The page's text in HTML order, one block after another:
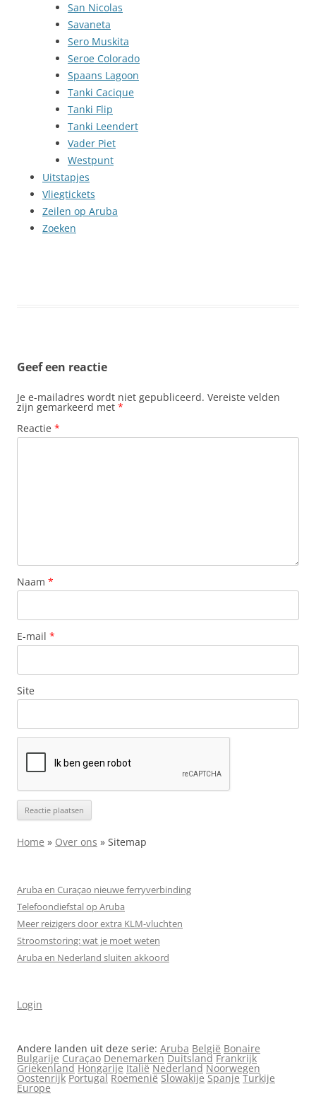
San Nicolas
Savaneta
Sero Muskita
Seroe Colorado
Spaans Lagoon
Tanki Cacique
Tanki Flip
Tanki Leendert
Vader Piet
Westpunt
Uitstapjes
Vliegtickets
Zeilen op Aruba
Zoeken
Geef een reactie
Je e-mailadres wordt niet gepubliceerd. Vereiste velden
zijn gemarkeerd met *
Reactie *
Naam *
E-mail *
Site
Home » Over ons » Sitemap
Aruba en Curaçao nieuwe ferryverbinding
Telefoondiefstal op Aruba
Meer reizigers door extra KLM-vluchten
Stroomstoring: wat je moet weten
Aruba en Nederland sluiten akkoord
Login
Andere landen uit deze serie: Aruba België Bonaire
Bulgarije Curaçao Denemarken Duitsland Frankrijk
Griekenland Hongarije Italië Nederland Noorwegen
Oostenrijk Portugal Roemenië Slowakije Spanje Turkije
Europe